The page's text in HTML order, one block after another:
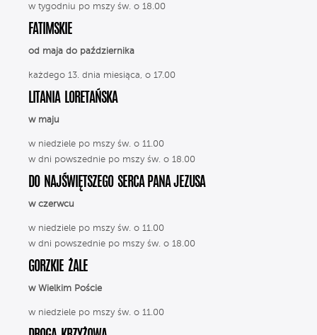
w tygodniu po mszy św. o 18.00
FATIMSKIE
od maja do października
każdego 13. dnia miesiąca, o 17.00
LITANIA LORETAŃSKA
w maju
w niedziele po mszy św. o 11.00
w dni powszednie po mszy św. o 18.00
DO NAJŚWIĘTSZEGO SERCA PANA JEZUSA
w czerwcu
w niedziele po mszy św. o 11.00
w dni powszednie po mszy św. o 18.00
GORZKIE ŻALE
w Wielkim Poście
w niedziele po mszy św. o 11.00